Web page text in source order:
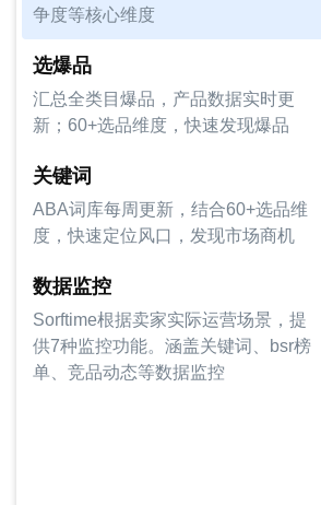
争度等核心维度
选爆品
汇总全类目爆品，产品数据实时更
新；60+选品维度，快速发现爆品
关键词
ABA词库每周更新，结合60+选品维
度，快速定位风口，发现市场商机
数据监控
Sorftime根据卖家实际运营场景，提
供7种监控功能。涵盖关键词、bsr榜
单、竞品动态等数据监控